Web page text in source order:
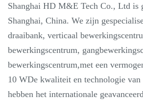
Shanghai HD M&E Tech Co., Ltd is
Shanghai, China. We zijn
draaibank, verticaal
bewerkingscentrum,
bewerkingscentrum,met een
10 WDe kwaliteit en technologie van
hebben het internationale